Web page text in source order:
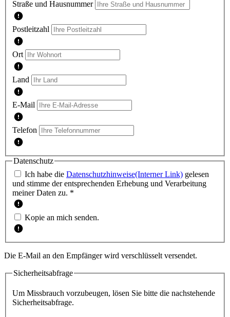
Straße und Hausnummer
Postleitzahl
Ort
Land
E-Mail
Telefon
Datenschutz
Ich habe die Datenschutzhinweise(Interner Link) gelesen
und stimme der entsprechenden Erhebung und Verarbeitung
meiner Daten zu. *
Kopie an mich senden.
Die E-Mail an den Empfänger wird verschlüsselt versendet.
Sicherheitsabfrage
Um Missbrauch vorzubeugen, lösen Sie bitte die nachstehende
Sicherheitsabfrage.